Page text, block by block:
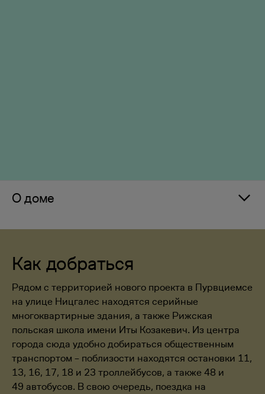
О доме
Как добраться
Рядом с территорией нового проекта в Пурвциемсе
на улице Ницгалес находятся серийные
многоквартирные здания, а также Рижская
польская школа имени Иты Козакевич. Из центра
города сюда удобно добираться общественным
транспортом – поблизости находятся остановки 11,
13, 16, 17, 18 и 23 троллейбусов, а также 48 и
49 автобусов. В свою очередь, поездка на